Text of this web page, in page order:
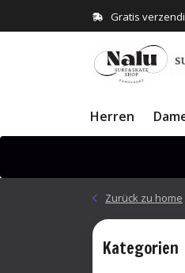
Gratis
Herren
Zurück zu home
Kategorien